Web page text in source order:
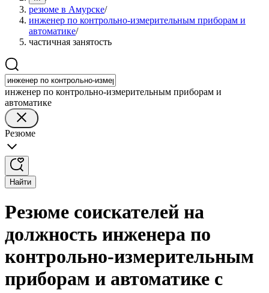
резюме в Амурске/
инженер по контрольно-измерительным приборам и
автоматике/
частичная занятость
инженер по контрольно-измерительным приборам и
автоматике
Резюме
Найти
Резюме соискателей на
должность инженера по
контрольно-измерительным
приборам и автоматике с